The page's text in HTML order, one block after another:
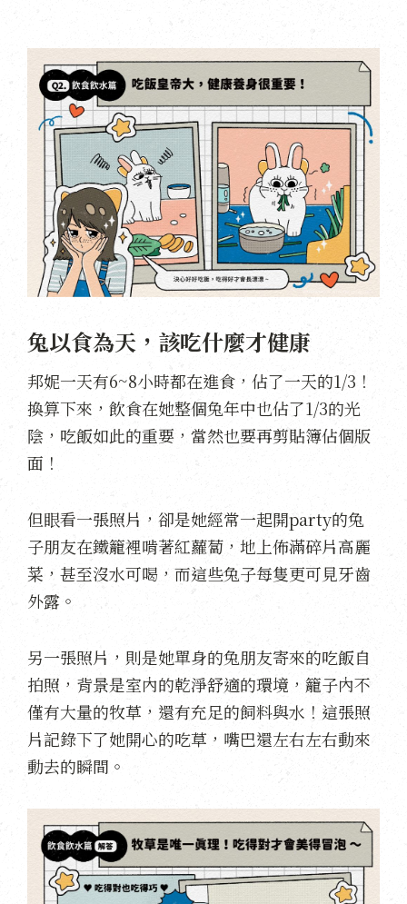
兔以食為天，該吃什麼才健康
邦妮一天有6~8小時都在進食，佔了一天的1/3！
換算下來，飲食在她整個兔年中也佔了1/3的光
陰，吃飯如此的重要，當然也要再剪貼簿佔個版
面！
但眼看一張照片，卻是她經常一起開party的兔
子朋友在鐵籠裡啃著紅蘿蔔，地上佈滿碎片高麗
菜，甚至沒水可喝，而這些兔子每隻更可見牙齒
外露。
另一張照片，則是她單身的兔朋友寄來的吃飯自
拍照，背景是室內的乾淨舒適的環境，籠子內不
僅有大量的牧草，還有充足的飼料與水！這張照
片記錄下了她開心的吃草，嘴巴還左右左右動來
動去的瞬間。